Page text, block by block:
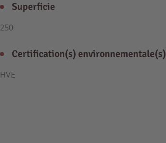
Superficie
250
Certification(s) environnementale(s)
HVE